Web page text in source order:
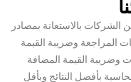
الشركات بالاستعانة بمصادر
المراجعة وضريبة القيمة
وضريبة القيمة المضافة
بأفضل النتائج وبأقل